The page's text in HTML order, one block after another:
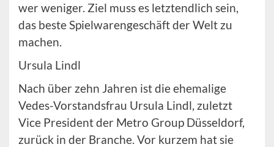
wer weniger. Ziel muss es letztendlich sein,
das beste Spielwarengeschäft der Welt zu
machen.
Ursula Lindl
Nach über zehn Jahren ist die ehemalige
Vedes-Vorstandsfrau Ursula Lindl, zuletzt
Vice President der Metro Group Düsseldorf,
zurück in der Branche. Vor kurzem hat sie